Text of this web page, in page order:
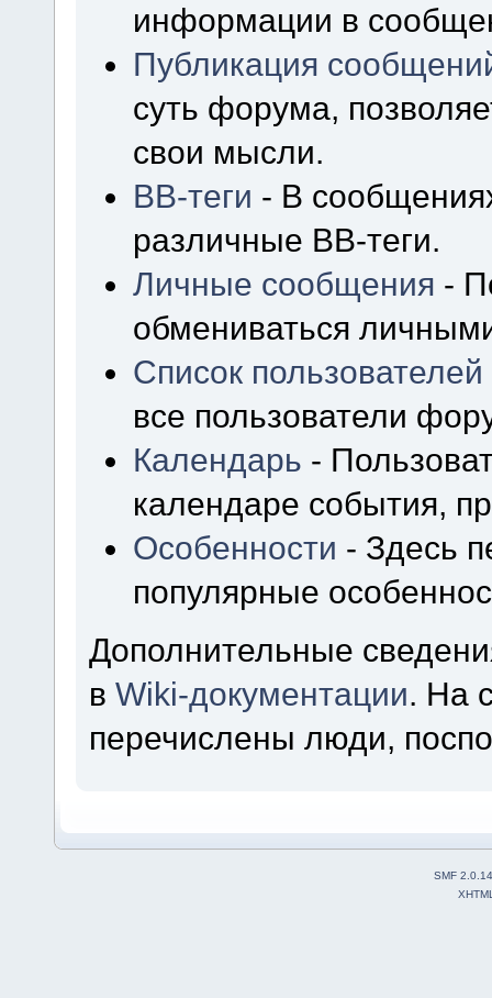
информации в
Публикация
суть форума,
свои мысли.
BB-теги - В
различные BB-теги.
Личные сообщения -
обмениваться
Список пользователей
все пользователи
Календарь -
календаре события,
Особенности - Здесь
популярные
Дополнительные
вWiki-документации. На
перечислены люди,
SMF 2.0.14